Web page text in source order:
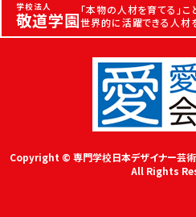
学校法人
敬道学園「本物の人材を育てる」こ
世界的に活躍できる人材
Copyright © 専門学校日本デザイナー芸
All Rights